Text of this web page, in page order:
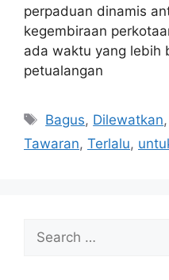
perpaduan dinamis
kegembiraan
ada waktu yang lebih
petualangan
Tags
Bagus, Dilewatkan,
Tawaran, Terlalu,
Search
for: